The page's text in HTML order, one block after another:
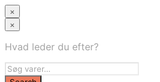
×
×
Hvad leder du efter?